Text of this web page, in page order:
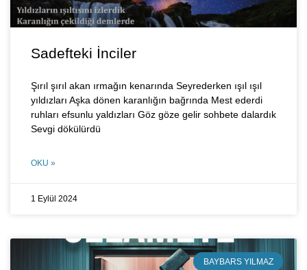
Sadefteki İnciler
Şırıl şırıl akan ırmağın kenarında Seyrederken ışıl ışıl
yıldızları Aşka dönen karanlığın bağrında Mest ederdi
ruhları efsunlu yaldızları Göz göze gelir sohbete dalardık
Sevgi dökülürdü
OKU »
1 Eylül 2024
BAYBARS YILMAZ